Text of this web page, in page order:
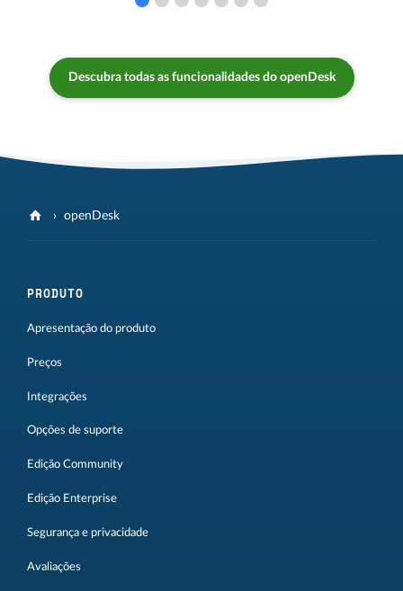
Descubra todas as funcionalidades do openDesk
openDesk
PRODUTO
Apresentação do produto
Preços
Integrações
Opções de suporte
Edição Community
Edição Enterprise
Segurança e privacidade
Avaliações